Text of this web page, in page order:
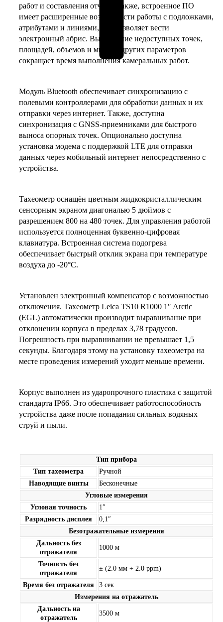
работ и составления отчета. Также, встроенное ПО
имеет расширенные возможности работы с подложками,
атрибутами и линиями, что позволяет вести
электронный абрис. Вычисление недоступных точек,
площадей, объемов и многих других параметров
сокращает время выполнения камеральных работ.
Модуль Bluetooth обеспечивает синхронизацию с
полевыми контроллерами для обработки данных и их
отправки через интернет. Также, доступна
синхронизация с GNSS-приемниками для быстрого
выноса опорных точек. Опционально доступна
установка модема с поддержкой LTE для отправки
данных через мобильный интернет непосредственно с
устройства.
Тахеометр оснащён цветным жидкокристаллическим
сенсорным экраном диагональю 5 дюймов с
разрешением 800 на 480 точек. Для управления работой
используется полноценная буквенно-цифровая
клавиатура. Встроенная система подогрева
обеспечивает быстрый отклик экрана при температуре
воздуха до -20°С.
Установлен электронный компенсатор с возможностью
отключения. Тахеометр Leica TS10 R1000 1″ Arctic
(EGL) автоматически производит выравнивание при
отклонении корпуса в пределах 3,78 градусов.
Погрешность при выравнивании не превышает 1,5
секунды. Благодаря этому на установку тахеометра на
месте проведения измерений уходит меньше времени.
Корпус выполнен из ударопрочного пластика с защитой
стандарта IP66. Это обеспечивает работоспособность
устройства даже после попадания сильных водяных
струй и пыли.
Тип прибора
Тип тахеометра
Ручной
Наводящие винты
Бесконечные
Угловые измерения
Угловая точность
1″
Разрядность дисплея
0,1″
Безотражательные измерения
Дальность без
отражателя
1000 м
Точность без
отражателя
± (2.0 мм + 2.0 ppm)
Время без отражателя
3 сек
Измерения на отражатель
Дальность на
отражатель
3500 м